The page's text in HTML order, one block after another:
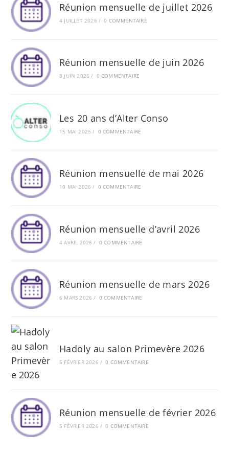
Réunion mensuelle de juillet 2026
4 JUILLET 2026 / 0 COMMENTAIRE
Réunion mensuelle de juin 2026
8 JUIN 2026 / 0 COMMENTAIRE
Les 20 ans d’Alter Conso
15 MAI 2026 / 0 COMMENTAIRE
Réunion mensuelle de mai 2026
10 MAI 2026 / 0 COMMENTAIRE
Réunion mensuelle d’avril 2026
4 AVRIL 2026 / 0 COMMENTAIRE
Réunion mensuelle de mars 2026
6 MARS 2026 / 0 COMMENTAIRE
Hadoly au salon Primevère 2026
5 FÉVRIER 2026 / 0 COMMENTAIRE
Réunion mensuelle de février 2026
5 FÉVRIER 2026 / 0 COMMENTAIRE